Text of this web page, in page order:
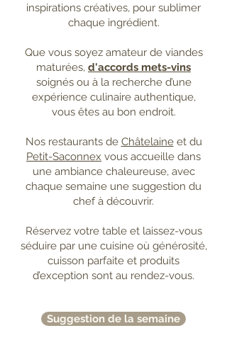
inspirations créatives, pour sublimer
chaque ingrédient.
Que vous soyez amateur de viandes
maturées, d'accords mets-vins
soignés ou à la recherche d’une
expérience culinaire authentique,
vous êtes au bon endroit.
Nos restaurants de Châtelaineet du
Petit-Saconnex vous accueille dans
une ambiance chaleureuse, avec
chaque semaine une suggestion du
chef à découvrir.
Réservez votre table et laissez-vous
séduire par une cuisine où générosité,
cuisson parfaite et produits
d’exception sont au rendez-vous.
Suggestion de la semaine